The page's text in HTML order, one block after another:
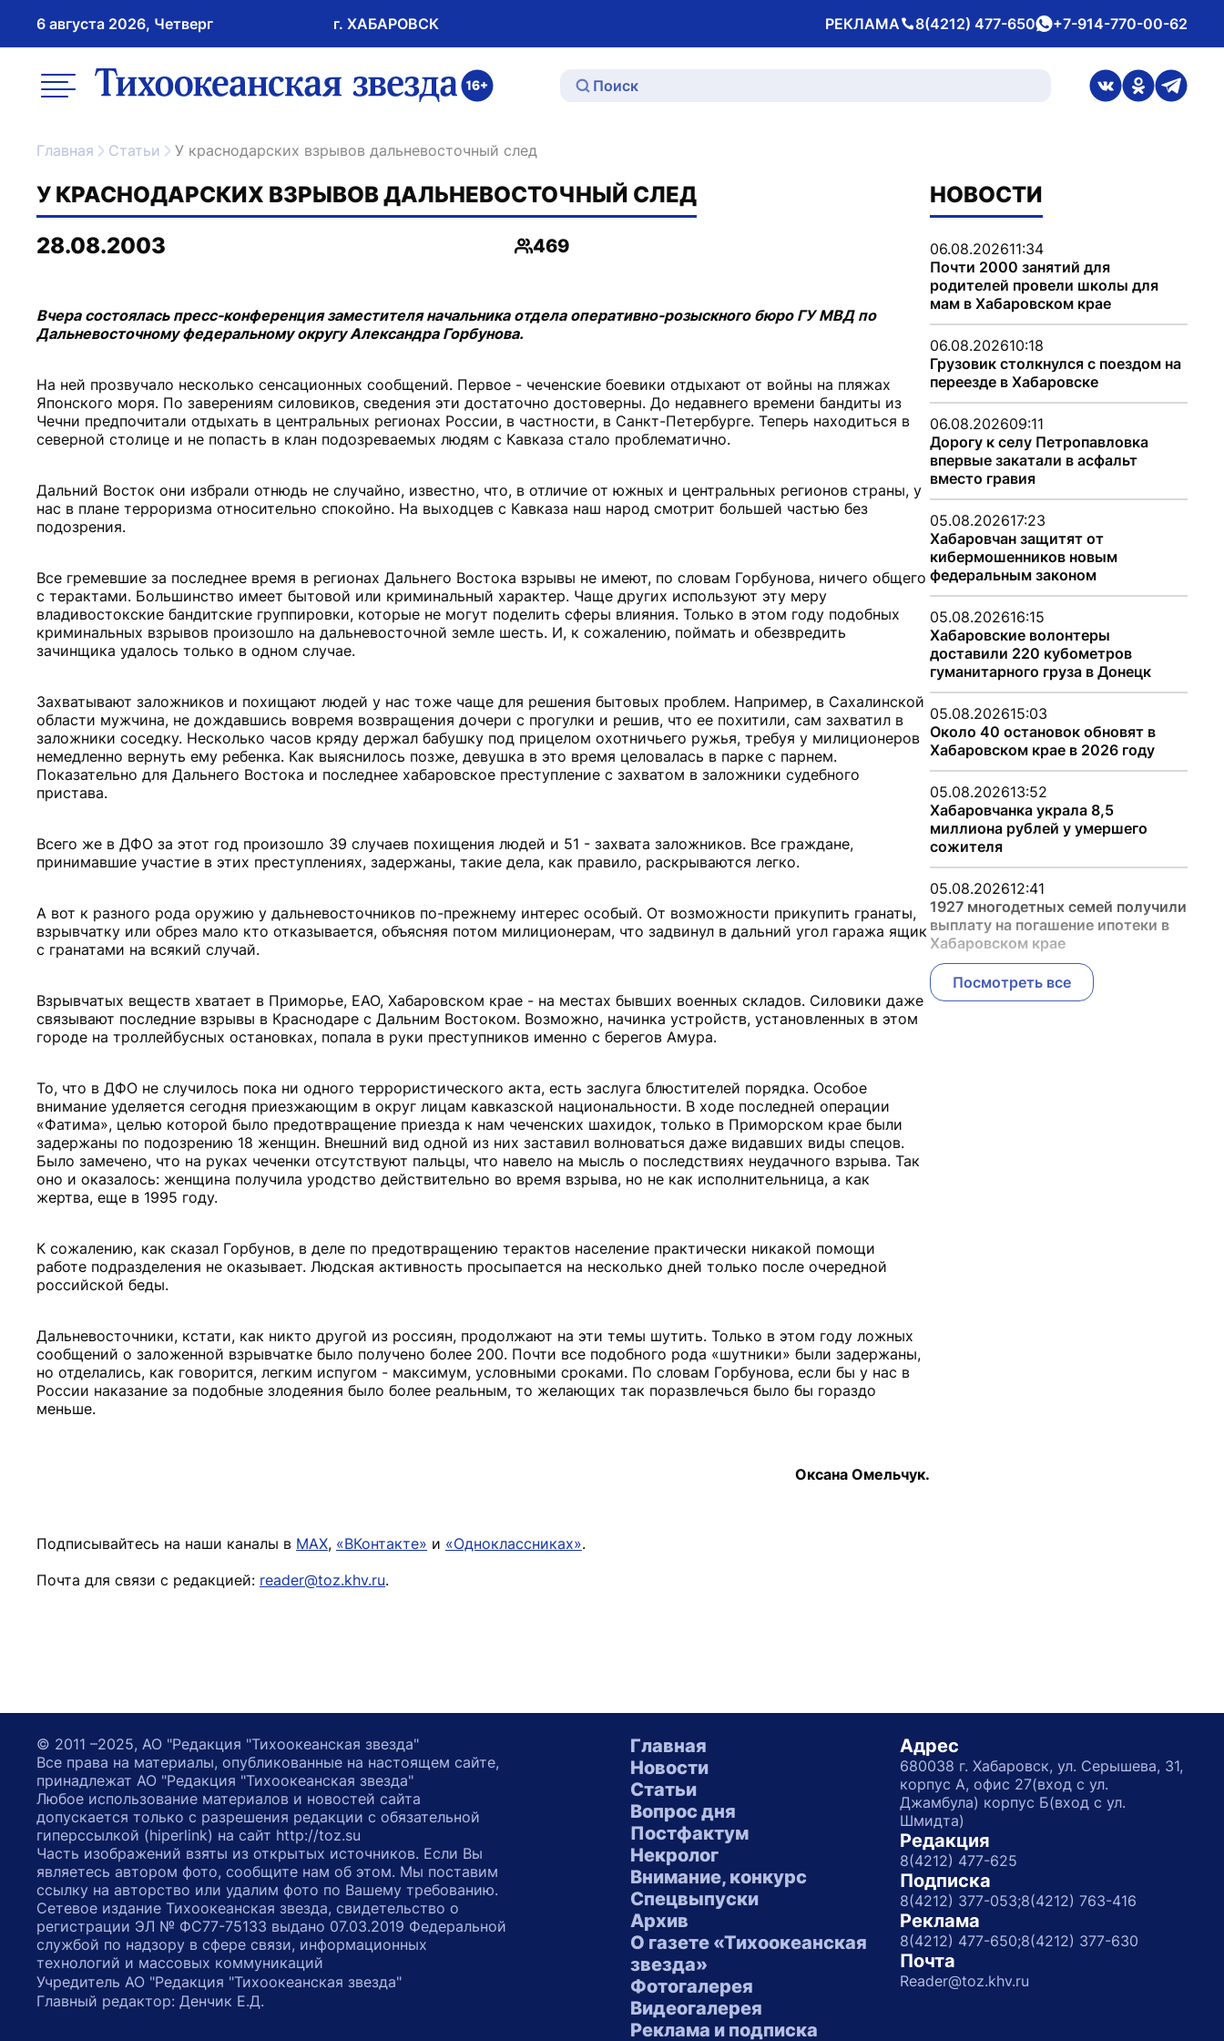
6 августа 2026, Четверг г. ХАБАРОВСК РЕКЛАМА
Телефон 8(4212) 477-650whatsApp
+7-914-770-00-62
меню ссылка на главную
ссылка на
ссылка на
Главная Статьи У краснодарских взрывов дальневосточный след
У КРАСНОДАРСКИХ ВЗРЫВОВ ДАЛЬНЕВОСТОЧНЫЙ СЛЕД
28.08.2003
Просмотры
469
Вчера состоялась пресс-конференция заместителя начальника отдела оперативно-розыскного бюро ГУ МВД по
Дальневосточному федеральному округу Александра Горбунова.
На ней прозвучало несколько сенсационных сообщений. Первое - чеченские боевики отдыхают от войны на пляжах
Японского моря. По заверениям силовиков, сведения эти достаточно достоверны. До недавнего времени бандиты из
Чечни предпочитали отдыхать в центральных регионах России, в частности, в Санкт-Петербурге. Теперь находиться в
северной столице и не попасть в клан подозреваемых людям с Кавказа стало проблематично.
Дальний Восток они избрали отнюдь не случайно, известно, что, в отличие от южных и центральных регионов страны, у
нас в плане терроризма относительно спокойно. На выходцев с Кавказа наш народ смотрит большей частью без
подозрения.
Все гремевшие за последнее время в регионах Дальнего Востока взрывы не имеют, по словам Горбунова, ничего общего
с терактами. Большинство имеет бытовой или криминальный характер. Чаще других используют эту меру
владивостокские бандитские группировки, которые не могут поделить сферы влияния. Только в этом году подобных
криминальных взрывов произошло на дальневосточной земле шесть. И, к сожалению, поймать и обезвредить
зачинщика удалось только в одном случае.
Захватывают заложников и похищают людей у нас тоже чаще для решения бытовых проблем. Например, в Сахалинской
области мужчина, не дождавшись вовремя возвращения дочери с прогулки и решив, что ее похитили, сам захватил в
заложники соседку. Несколько часов кряду держал бабушку под прицелом охотничьего ружья, требуя у милиционеров
немедленно вернуть ему ребенка. Как выяснилось позже, девушка в это время целовалась в парке с парнем.
Показательно для Дальнего Востока и последнее хабаровское преступление с захватом в заложники судебного
пристава.
Всего же в ДФО за этот год произошло 39 случаев похищения людей и 51 - захвата заложников. Все граждане,
принимавшие участие в этих преступлениях, задержаны, такие дела, как правило, раскрываются легко.
А вот к разного рода оружию у дальневосточников по-прежнему интерес особый. От возможности прикупить гранаты,
взрывчатку или обрез мало кто отказывается, объясняя потом милиционерам, что задвинул в дальний угол гаража ящик
с гранатами на всякий случай.
Взрывчатых веществ хватает в Приморье, ЕАО, Хабаровском крае - на местах бывших военных складов. Силовики даже
связывают последние взрывы в Краснодаре с Дальним Востоком. Возможно, начинка устройств, установленных в этом
городе на троллейбусных остановках, попала в руки преступников именно с берегов Амура.
То, что в ДФО не случилось пока ни одного террористического акта, есть заслуга блюстителей порядка. Особое
внимание уделяется сегодня приезжающим в округ лицам кавказской национальности. В ходе последней операции
«Фатима», целью которой было предотвращение приезда к нам чеченских шахидок, только в Приморском крае были
задержаны по подозрению 18 женщин. Внешний вид одной из них заставил волноваться даже видавших виды спецов.
Было замечено, что на руках чеченки отсутствуют пальцы, что навело на мысль о последствиях неудачного взрыва. Так
оно и оказалось: женщина получила уродство действительно во время взрыва, но не как исполнительница, а как
жертва, еще в 1995 году.
К сожалению, как сказал Горбунов, в деле по предотвращению терактов население практически никакой помощи
работе подразделения не оказывает. Людская активность просыпается на несколько дней только после очередной
российской беды.
Дальневосточники, кстати, как никто другой из россиян, продолжают на эти темы шутить. Только в этом году ложных
сообщений о заложенной взрывчатке было получено более 200. Почти все подобного рода «шутники» были задержаны,
но отделались, как говорится, легким испугом - максимум, условными сроками. По словам Горбунова, если бы у нас в
России наказание за подобные злодеяния было более реальным, то желающих так поразвлечься было бы гораздо
меньше.
Оксана Омельчук.
Подписывайтесь на наши каналы в MAX, «ВКонтакте» и «Одноклассниках».
Почта для связи с редакцией: reader@toz.khv.ru.
НОВОСТИ
06.08.202611:34
Почти 2000 занятий для
родителей провели школы для
мам в Хабаровском крае
06.08.202610:18
Грузовик столкнулся с поездом на
переезде в Хабаровске
06.08.202609:11
Дорогу к селу Петропавловка
впервые закатали в асфальт
вместо гравия
05.08.202617:23
Хабаровчан защитят от
кибермошенников новым
федеральным законом
05.08.202616:15
Хабаровские волонтеры
доставили 220 кубометров
гуманитарного груза в Донецк
05.08.202615:03
Около 40 остановок обновят в
Хабаровском крае в 2026 году
05.08.202613:52
Хабаровчанка украла 8,5
миллиона рублей у умершего
сожителя
05.08.202612:41
1927 многодетных семей получили
выплату на погашение ипотеки в
Хабаровском крае
Посмотреть все
Главная
Новости
Статьи
Вопрос дня
Постфактум
Некролог
Внимание, конкурс
Спецвыпуски
Архив
О газете «Тихоокеанская
звезда»
Фотогалерея
Видеогалерея
Реклама и подписка
Адрес
680038 г. Хабаровск, ул. Серышева, 31,
корпус А, офис 27(вход с ул.
Джамбула) корпус Б(вход с ул.
Шмидта)
Редакция
8(4212) 477-625
Подписка
8(4212) 377-053;8(4212) 763-416
Реклама
8(4212) 477-650;8(4212) 377-630
Почта
Reader@toz.khv.ru
© 2011 –2025, АО "Редакция "Тихоокеанская звезда"
Все права на материалы, опубликованные на настоящем сайте,
принадлежат АО "Редакция "Тихоокеанская звезда"
Любое использование материалов и новостей сайта
допускается только с разрешения редакции с обязательной
гиперссылкой (hiperlink) на сайт http://toz.su
Часть изображений взяты из открытых источников. Если Вы
являетесь автором фото, сообщите нам об этом. Мы поставим
ссылку на авторство или удалим фото по Вашему требованию.
Сетевое издание Тихоокеанская звезда, свидетельство о
регистрации ЭЛ № ФС77-75133 выдано 07.03.2019 Федеральной
службой по надзору в сфере связи, информационных
технологий и массовых коммуникаций
Учредитель АО "Редакция "Тихоокеанская звезда"
Главный редактор: Денчик Е.Д.